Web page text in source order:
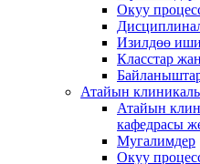
Окуу
Изилдөө иши
Класстар
Атайын
Атайын
кафедрасы
Мугалимдер
Окуу